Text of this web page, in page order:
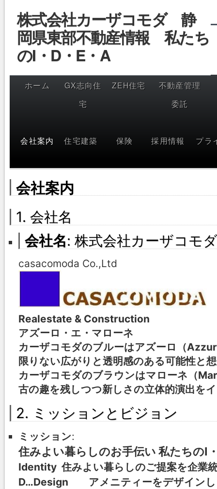
ッ
株式会社カーザコモダ 静
岡県東部不動産情報 私たち
のI・D・E・A
ホーム
GX志向住
宅
ZEH住宅
不動産管理
委託
会社案内 住宅建築 保険 採用情報 プラ
会社案内
1. 会社名
会社名: 株式会社カーザコモダ
casacomoda Co.,Ltd
Realestate & Construction
アズーロ・エ・マローネ
カーザコモダのブルーはアズーロ（
限りない広がりと透明感のある可能性と
カーザコモダのブラウンはマローネ（
古の趣を残しつつ新しさの立体的演出を
2. ミッションとビジョン
ミッション:
住みよい暮らしのお手伝い 私たちの
Identity 住みよい暮らしのご提案を企業
D…Design アメニティーをデザインし